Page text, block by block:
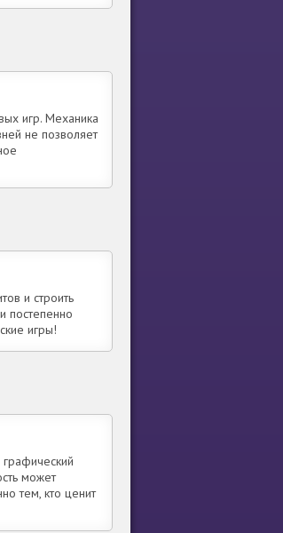
игр. Механика
не позволяет
и строить
постепенно
игры!
может
тем, кто ценит